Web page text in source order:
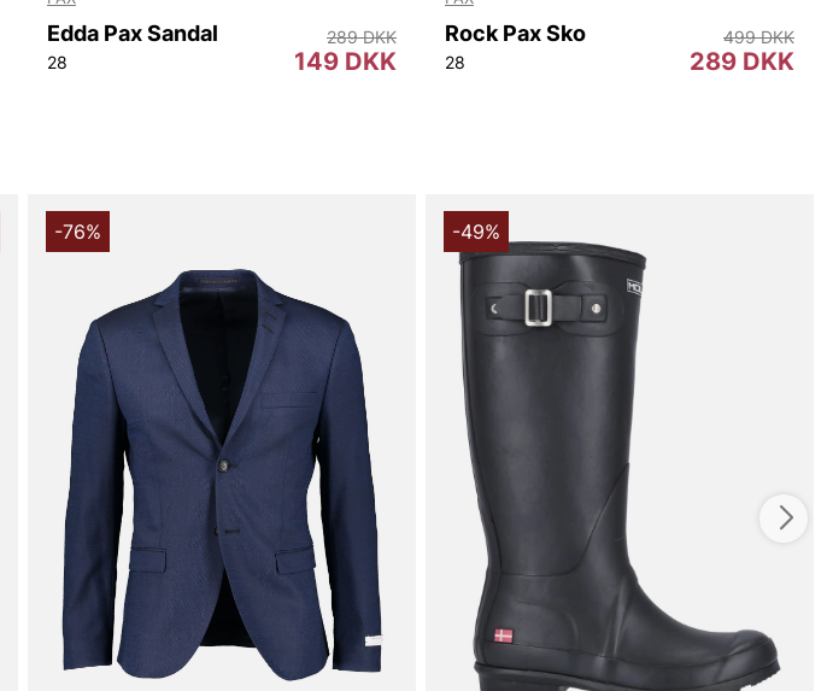
Edda Pax Sandal
28 149 DKK
289 DKK Rock Pax Sko
28 289 DKK
499 DKK
-76% -49%